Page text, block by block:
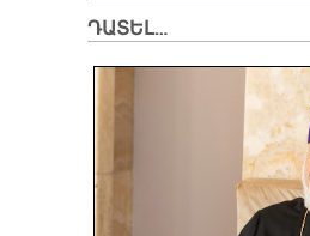
ԴԱՏԵԼ…